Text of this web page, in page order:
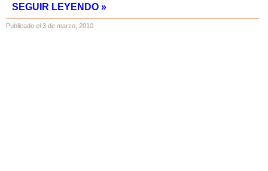
SEGUIR LEYENDO »
Publicado el 3 de marzo, 2010